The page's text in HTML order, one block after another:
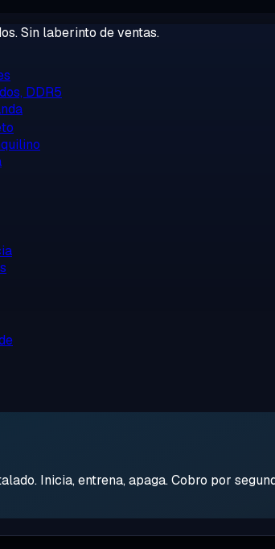
Sin laberinto de ventas.
DDR5
Inicia, entrena, apaga. Cobro por